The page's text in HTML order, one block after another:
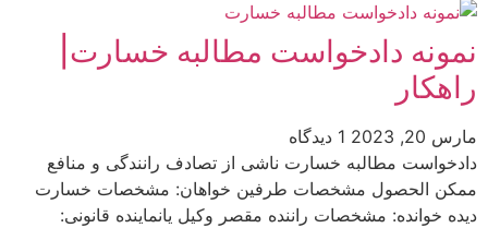
نمونه دادخواست مطالبه خسارت|
راهکار
مارس 20, 2023
1 دیدگاه
دادخواست مطالبه خسارت ناشی از تصادف رانندگی و منافع
ممكن الحصول مشخصات طرفین خواهان: مشخصات خسارت
دیده خوانده: مشخصات راننده مقصر وکیل یانماینده قانونی: